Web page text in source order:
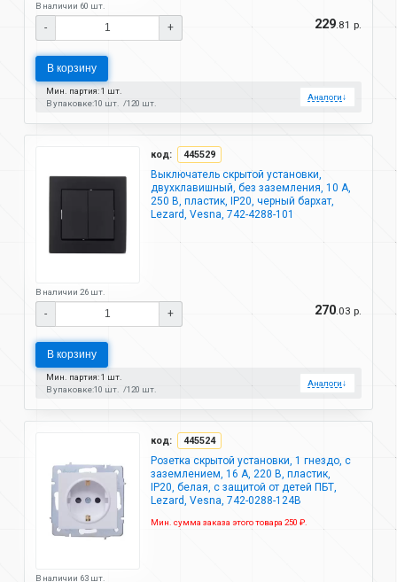
В наличии 60 шт.
- + 229.81 р.
В корзину
Мин. партия: 1 шт.
В упаковке:10 шт. 120 шт.
Аналоги↓
код: 445529
Выключатель скрытой установки,
двухклавишный, без заземления, 10 А,
250 В, пластик, IP20, черный бархат,
Lezard, Vesna, 742-4288-101
В наличии 26 шт.
- + 270.03 р.
В корзину
Мин. партия: 1 шт.
В упаковке:10 шт. 120 шт.
Аналоги↓
код: 445524
Розетка скрытой установки, 1 гнездо, с
заземлением, 16 А, 220 В, пластик,
IP20, белая, с защитой от детей ПБТ,
Lezard, Vesna, 742-0288-124B
Мин. сумма заказа этого товара 250 ₽.
В наличии 63 шт.